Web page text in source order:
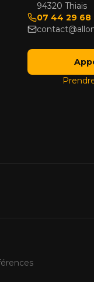
94320 Thiais
07 44 29 68